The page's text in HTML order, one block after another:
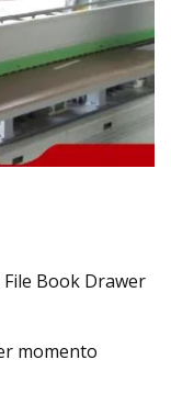
momento